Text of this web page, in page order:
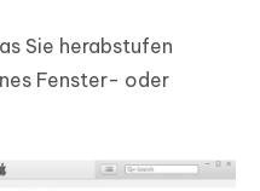
Sie herabstufen
Fenster- oder